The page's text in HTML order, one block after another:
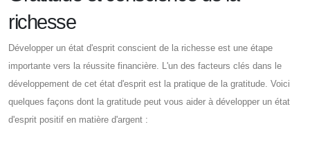
richesse
Développer un état d'esprit conscient de la richesse est une étape
importante vers la réussite financière. L'un des facteurs clés dans le
développement de cet état d'esprit est la pratique de la gratitude. Voici
quelques façons dont la gratitude peut vous aider à développer un état
d'esprit positif en matière d'argent :